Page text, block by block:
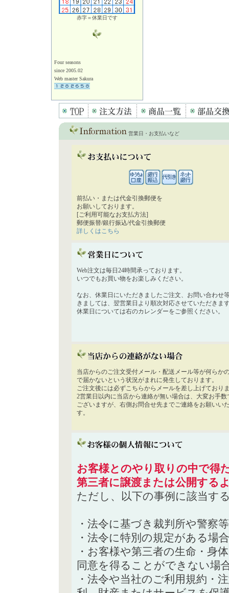
赤字＝休業日です
Four seasons
since 2005.02
Web master Sakura
営業日・お支払いなど
前払い・または代金引換郵便を
お願いしております。
[ご利用可能なお支払方法]
郵便振替/銀行振込/代金引換郵便
詳しくはこちら
Web注文は毎日24時間承っております。
いつでもお買い物をお楽しみください。
なお、休業日にいただきましたご注文、お問い合わせ
きましては、翌営業日より順次対応させていただきま
休業日については右のカレンダーをご参照ください。
当店からのご注文受付メール・配送メール等が何らか
で届かないという状況がまれに発生しております。
ご注文後には必ずこちらからメールを差し上げており
2営業日以内に当店から連絡が無い場合は、大変お手数
ございますが、右側お問合せ先までご連絡をお願いい
す。
お客様とのやり取りの中で得
第三者に譲渡または公開する
ただし、以下の事例に該当す
・法令に基づき裁判所や警察
・法令に特別の規定がある場合
・お客様や第三者の生命・身
同意を得ることができない場
・法令や当社のご利用規約・